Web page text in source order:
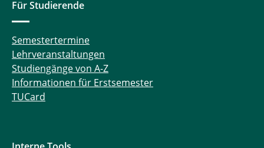
Für Studierende
Semestertermine
Lehrveranstaltungen
Studiengänge von A-Z
Informationen für Erstsemester
TUCard